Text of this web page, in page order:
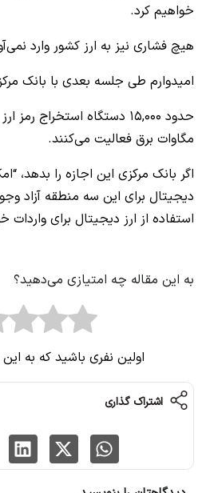
خواهیم کرد.
هیچ فشاری نیز به ارز کشور وارد
امیدوارم طی جلسه بعدی با بانک
مگاوات برق فعالیت می‌کنند.
اگر بانک مرکزی این اجازه را بدهد،
دیجیتال برای این سه منطقه آزاد
استفاده از ارز دیجیتال برای واردات
به این مقاله چه امتیازی می‌دهید؟
اولین نفری باشید که به
اشتراک گذاری